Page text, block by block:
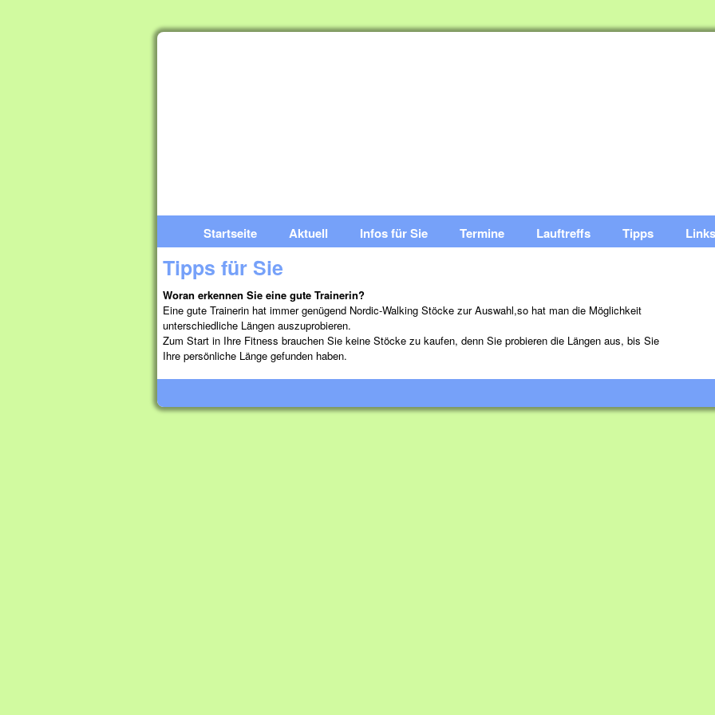
Startseite Aktuell Infos für Sie Termine Lauftreffs Tipps Links
Tipps für Sie
Woran erkennen Sie eine gute Trainerin?
Eine gute Trainerin hat immer genügend Nordic-Walking Stöcke zur Auswahl,so hat man die Möglichkeit
unterschiedliche Längen auszuprobieren.
Zum Start in Ihre Fitness brauchen Sie keine Stöcke zu kaufen, denn Sie probieren die Längen aus, bis Sie
Ihre persönliche Länge gefunden haben.